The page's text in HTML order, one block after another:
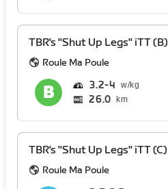
TBR's "Shut Up Legs" iTT (B)
Roule Ma Poule
3.2 4
26.0 km
TBR's "Shut Up Legs" iTT (C)
Roule Ma Poule